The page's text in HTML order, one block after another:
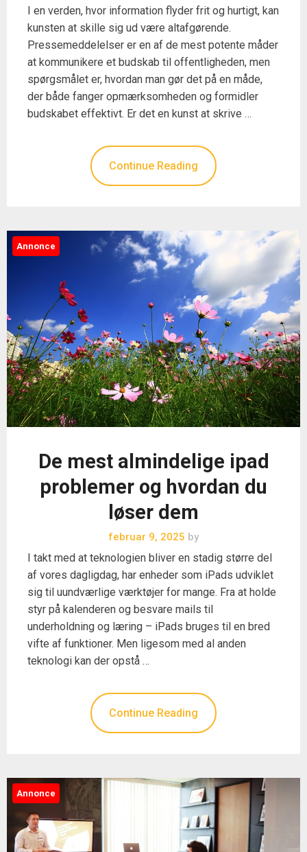
I en verden, hvor information flyder frit og hurtigt, kan
kunsten at skille sig ud være altafgørende.
Pressemeddelelser er en af de mest potente måder
at kommunikere et budskab til offentligheden, men
spørgsmålet er, hvordan man gør det på en måde,
der både fanger opmærksomheden og formidler
budskabet effektivt. Er det en kunst at skrive …
Continue Reading
Annonce
De mest almindelige ipad
problemer og hvordan du
løser dem
februar 9, 2025 by
I takt med at teknologien bliver en stadig større del
af vores dagligdag, har enheder som iPads udviklet
sig til uundværlige værktøjer for mange. Fra at holde
styr på kalenderen og besvare mails til
underholdning og læring – iPads bruges til en bred
vifte af funktioner. Men ligesom med al anden
teknologi kan der opstå …
Continue Reading
Annonce